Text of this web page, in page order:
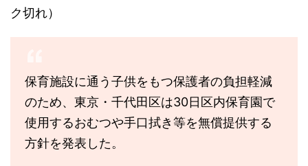
ク切れ）
保育施設に通う子供をもつ保護者の負担軽減
のため、東京・千代田区は30日区内保育園で
使用するおむつや手口拭き等を無償提供する
方針を発表した。